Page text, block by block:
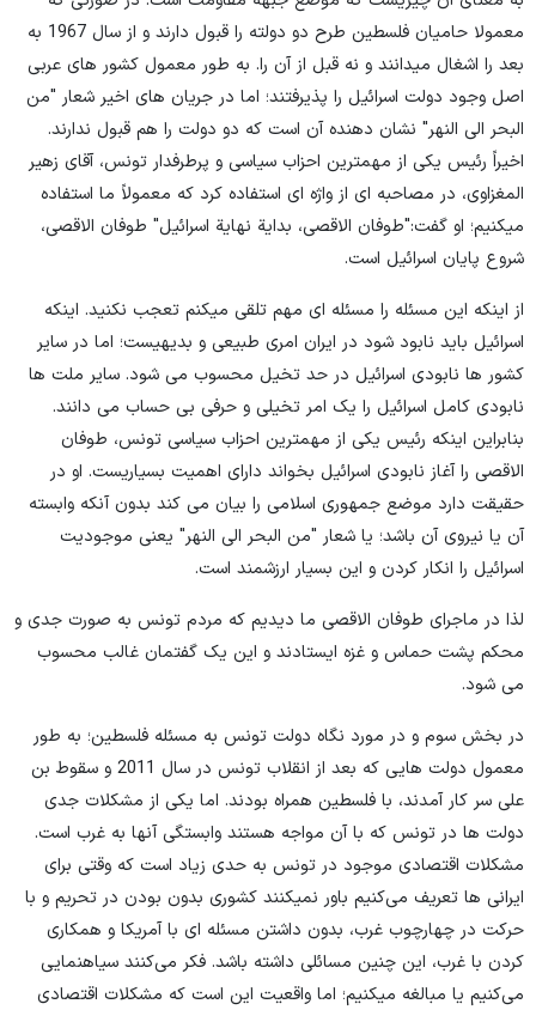
معمولا حامیان فلسطین طرح دو دولته را قبول دارند و از سال 1967 به
بعد را اشغال میدانند و نه قبل از آن را. به طور معمول کشور های عربی
اصل وجود دولت اسرائیل را پذیرفتند؛ اما در جریان های اخیر شعار "من
البحر الی النهر" نشان دهنده آن است که دو دولت را هم قبول ندارند.
اخیراً رئیس یکی از مهمترین احزاب سیاسی و پرطرفدار تونس، آقای زهیر
المغزاوی، در مصاحبه ای از واژه ای استفاده کرد که معمولاً ما استفاده
میکنیم؛ او گفت:"طوفان الاقصی، بدایة نهایة اسرائیل" طوفان الاقصی،
شروع پایان اسرائیل است.
از اینکه این مسئله را مسئله ای مهم تلقی میکنم تعجب نکنید. اینکه
اسرائیل باید نابود شود در ایران امری طبیعی و بدیهیست؛ اما در سایر
کشور ها نابودی اسرائیل در حد تخیل محسوب می شود. سایر ملت ها
نابودی کامل اسرائیل را یک امر تخیلی و حرفی بی حساب می دانند.
بنابراین اینکه رئیس یکی از مهمترین احزاب سیاسی تونس، طوفان
الاقصی را آغاز نابودی اسرائیل بخواند دارای اهمیت بسیاریست. او در
حقیقت دارد موضع جمهوری اسلامی را بیان می کند بدون آنکه وابسته
آن یا نیروی آن باشد؛ یا شعار "من البحر الی النهر" یعنی موجودیت
اسرائیل را انکار کردن و این بسیار ارزشمند است.
لذا در ماجرای طوفان الاقصی ما دیدیم که مردم تونس به صورت جدی و
محکم پشت حماس و غزه ایستادند و این یک گفتمان غالب محسوب
می شود.
در بخش سوم و در مورد نگاه دولت تونس به مسئله فلسطین؛ به طور
معمول دولت هایی که بعد از انقلاب تونس در سال 2011 و سقوط بن
علی سر کار آمدند، با فلسطین همراه بودند. اما یکی از مشکلات جدی
دولت ها در تونس که با آن مواجه هستند وابستگی آنها به غرب است.
مشکلات اقتصادی موجود در تونس به حدی زیاد است که وقتی برای
ایرانی ها تعریف می‌کنیم باور نمیکنند کشوری بدون بودن در تحریم و با
حرکت در چهارچوب غرب، بدون داشتن مسئله ای با آمریکا و همکاری
کردن با غرب، این چنین مسائلی داشته باشد. فکر می‌کنند سیاهنمایی
می‌کنیم یا مبالغه میکنیم؛ اما واقعیت این است که مشکلات اقتصادی